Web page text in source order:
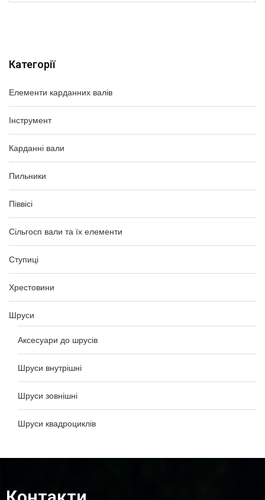
Категорії
Елементи карданних валів
Інструмент
Карданні вали
Пильники
Піввісі
Сільгосп вали та їх елементи
Ступиці
Хрестовини
Шруси
Аксесуари до шрусів
Шруси внутрішні
Шруси зовнішні
Шруси квадроциклів